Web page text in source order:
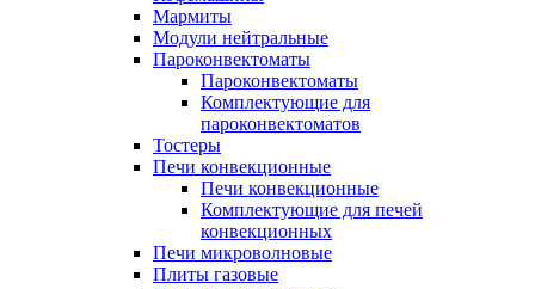
Мармиты
Модули нейтральные
Пароконвектоматы
Пароконвектоматы
Комплектующие для
пароконвектоматов
Тостеры
Печи конвекционные
Печи конвекционные
Комплектующие для печей
конвекционных
Печи микроволновые
Плиты газовые